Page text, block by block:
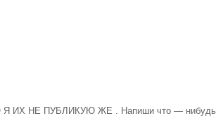
Я ИХ НЕ ПУБЛИКУЮ ЖЕ . Напиши что — нибудь